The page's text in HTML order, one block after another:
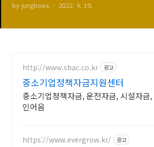
by jungboes 2022. 4. 19.
http://www.sbac.co.kr 광고
중소기업정책자금지원센터
중소기업정책자금, 운전자금, 시설자금
인어음
https://www.evergrow.kr/ 광고